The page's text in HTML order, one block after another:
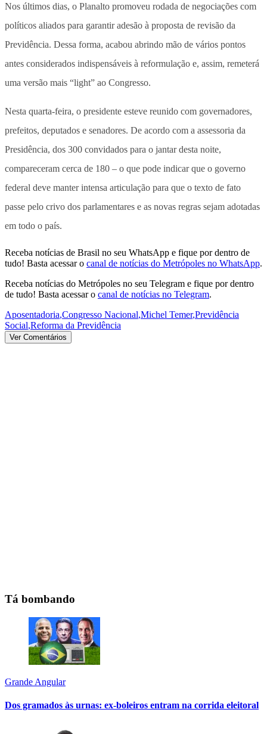
Nos últimos dias, o Planalto promoveu rodada de negociações com
políticos aliados para garantir adesão à proposta de revisão da
Previdência. Dessa forma, acabou abrindo mão de vários pontos
antes considerados indispensáveis à reformulação e, assim, remeterá
uma versão mais “light” ao Congresso.
Nesta quarta-feira, o presidente esteve reunido com governadores,
prefeitos, deputados e senadores. De acordo com a assessoria da
Presidência, dos 300 convidados para o jantar desta noite,
compareceram cerca de 180 – o que pode indicar que o governo
federal deve manter intensa articulação para que o texto de fato
passe pelo crivo dos parlamentares e as novas regras sejam adotadas
em todo o país.
Receba notícias de Brasil no seu WhatsApp e fique por dentro de
tudo! Basta acessar o canal de notícias do Metrópoles no WhatsApp.
Receba notícias do Metrópoles no seu Telegram e fique por dentro
de tudo! Basta acessar o canal de notícias no Telegram.
Aposentadoria,Congresso Nacional,Michel Temer,Previdência
Social,Reforma da Previdência
Ver Comentários
Tá bombando
Grande Angular
Dos gramados às urnas: ex-boleiros entram na corrida eleitoral